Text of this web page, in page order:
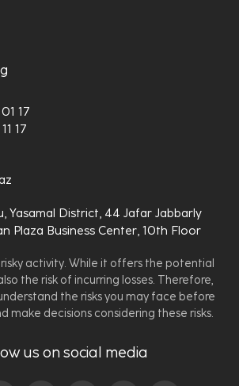
17
17
Yasamal District, 44 Jafar Jabbarly
Plaza Business Center, 10th Floor
activity. While it offers the potential
the risk of incurring losses. Therefore,
the risks you may face before
make decisions considering these risks.
us on social media